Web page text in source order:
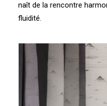
naît de la rencontre
fluidité.